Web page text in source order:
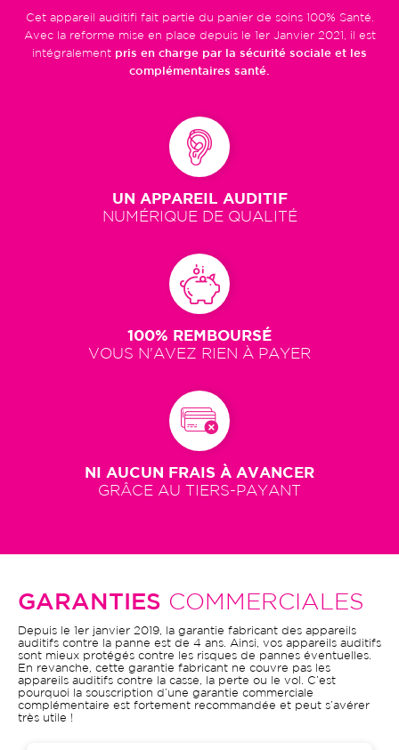
Cet appareil auditifi fait partie du panier de soins 100% Santé.
Avec la reforme mise en place depuis le 1er Janvier 2021, il est
intégralement pris en charge par la sécurité sociale et les
complémentaires santé.
UN APPAREIL AUDITIF
NUMÉRIQUE DE QUALITÉ
100% REMBOURSÉ
VOUS N'AVEZ RIEN À PAYER
NI AUCUN FRAIS À AVANCER
GRÂCE AU TIERS-PAYANT
GARANTIES COMMERCIALES
Depuis le 1er janvier 2019, la garantie fabricant des appareils
auditifs contre la panne est de 4 ans. Ainsi, vos appareils auditifs
sont mieux protégés contre les risques de pannes éventuelles.
En revanche, cette garantie fabricant ne couvre pas les
appareils auditifs contre la casse, la perte ou le vol. C’est
pourquoi la souscription d’une garantie commerciale
complémentaire est fortement recommandée et peut s’avérer
très utile !